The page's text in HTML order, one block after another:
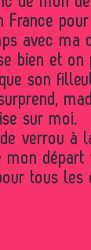
France
avec ma
bien et on
son
sur moi.
verrou à
mon départ
tous les